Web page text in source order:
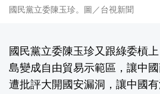
國民黨立委陳玉珍。圖／台視新聞
國民黨立委陳玉珍又跟綠委槓
島變成自由貿易示範區，讓中
遭批評大開國安漏洞，讓中國